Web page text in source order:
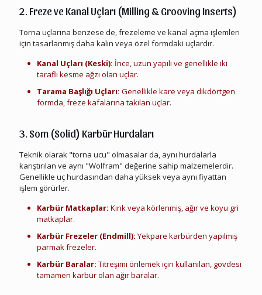
2. Freze ve Kanal Uçları (Milling & Grooving Inserts)
Torna uçlarına benzese de, frezeleme ve kanal açma işlemleri
için tasarlanmış daha kalın veya özel formdaki uçlardır.
Kanal Uçları (Keski): İnce, uzun yapılı ve genellikle iki
taraflı kesme ağzı olan uçlar.
Tarama Başlığı Uçları: Genellikle kare veya dikdörtgen
formda, freze kafalarına takılan uçlar.
3. Som (Solid) Karbür Hurdaları
Teknik olarak "torna ucu" olmasalar da, aynı hurdalarla
karıştırılan ve aynı "Wolfram" değerine sahip malzemelerdir.
Genellikle uç hurdasından daha yüksek veya aynı fiyattan
işlem görürler.
Karbür Matkaplar: Kırık veya körlenmiş, ağır ve koyu gri
matkaplar.
Karbür Frezeler (Endmill): Yekpare karbürden yapılmış
parmak frezeler.
Karbür Baralar: Titreşimi önlemek için kullanılan, gövdesi
tamamen karbür olan ağır baralar.